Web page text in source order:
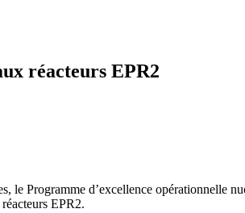
réacteurs EPR2
le Programme d’excellence opérationnelle
EPR2.